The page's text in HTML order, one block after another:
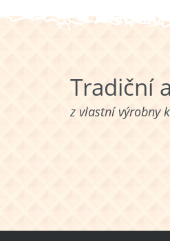
Tradiční
z vlastní výrobny